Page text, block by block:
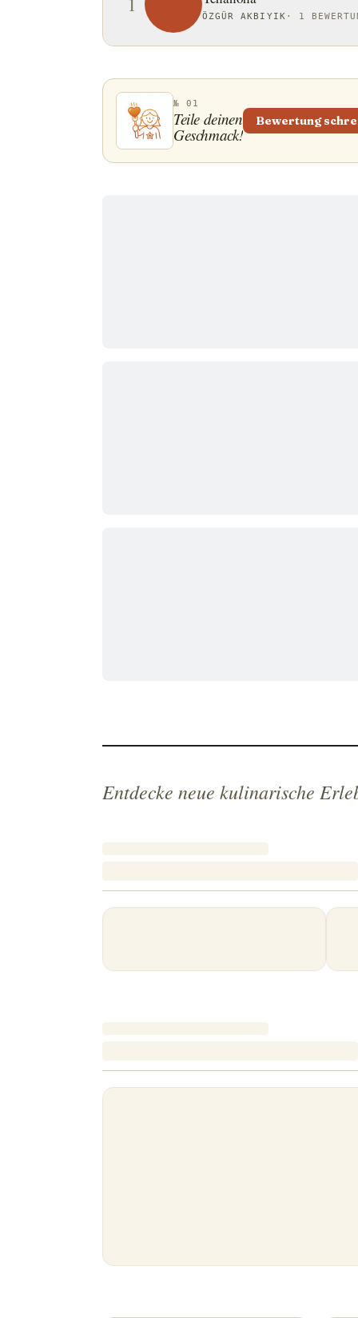
ÖZGÜR AKBIYIK · 1
№ 01
Teile deinen
Geschmack!
Bewertung
Entdecke neue kulinarische